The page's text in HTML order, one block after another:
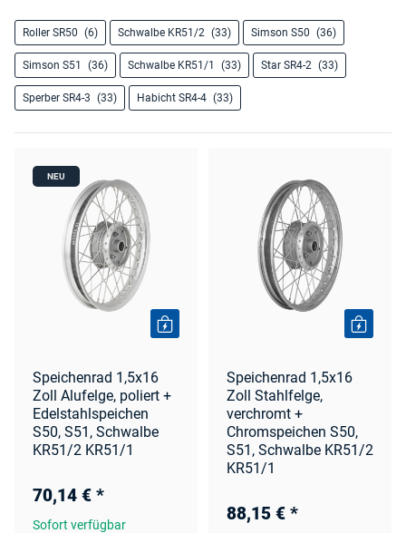
Roller SR50 (6) Schwalbe KR51/2 (33) Simson S50 (36)
Simson S51 (36) Schwalbe KR51/1 (33) Star SR4-2 (33)
Sperber SR4-3 (33) Habicht SR4-4 (33)
NEU
Speichenrad 1,5x16
Zoll Alufelge, poliert +
Edelstahlspeichen
S50, S51, Schwalbe
KR51/2 KR51/1
70,14 € *
Sofort verfügbar
Speichenrad 1,5x16
Zoll Stahlfelge,
verchromt +
Chromspeichen S50,
S51, Schwalbe KR51/2
KR51/1
88,15 € *